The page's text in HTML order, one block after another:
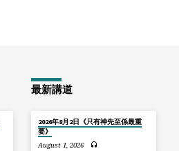
最新講道
2026年8月2日《只有神先至係最重
要》
August 1, 2026